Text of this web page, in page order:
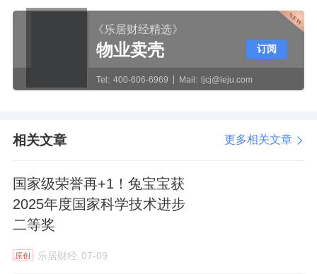
《乐居财经精选》
物业卖壳
Tel: 400-606-6969 Mail: ljcj@leju.com
订阅
相关文章 更多相关文章
国家级荣誉再+1！兔宝宝获
2025年度国家科学技术进步
二等奖
原创 乐居财经 07-09